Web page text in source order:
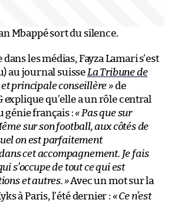
Mbappé sort du silence.
les médias, Fayza Lamari s’est
au journal suisse La Tribune de
et principale conseillère »de
explique qu’elle a un rôle central
génie français :« Pas que sur
sur son football, aux côtés de
on est parfaitement
cet accompagnement. Je fais
s’occupe de tout ce qui est
et autres.»Avec un mot sur la
à Paris, l’été dernier : « Ce n’est